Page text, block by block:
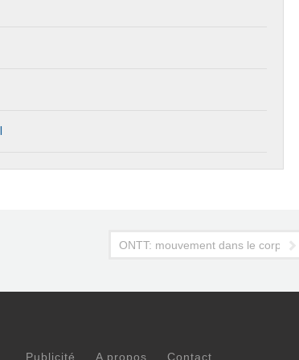
ONTT: mouvement dans le corps
Publicité A propos Contact